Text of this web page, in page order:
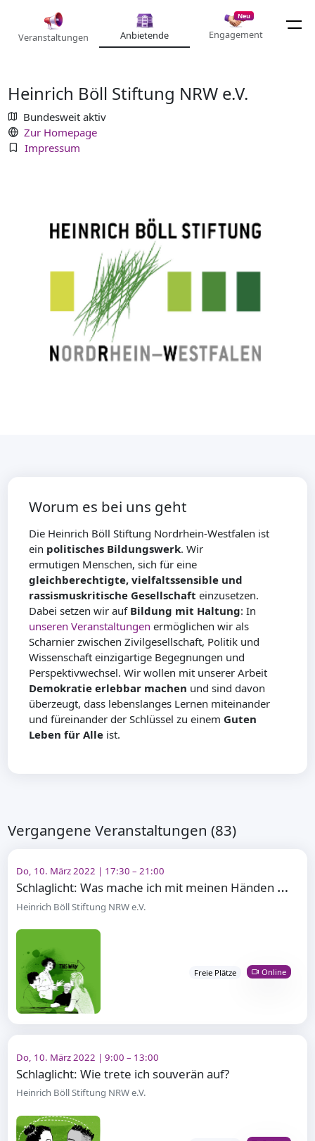
Veranstaltungen Anbietende
Neu
Engagement
Heinrich Böll Stiftung NRW e.V.
Bundesweit aktiv
Zur Homepage
Impressum
Worum es bei uns geht
Die Heinrich Böll Stiftung Nordrhein-Westfalen ist
ein politisches Bildungswerk. Wir
ermutigen Menschen, sich für eine
gleichberechtigte, vielfaltssensible und
rassismuskritische Gesellschaft einzusetzen.
Dabei setzen wir auf Bildung mit Haltung: In
unseren Veranstaltungen ermöglichen wir als
Scharnier zwischen Zivilgesellschaft, Politik und
Wissenschaft einzigartige Begegnungen und
Perspektivwechsel. Wir wollen mit unserer Arbeit
Demokratie erlebbar machen und sind davon
überzeugt, dass lebenslanges Lernen miteinander
und füreinander der Schlüssel zu einem Guten
Leben für Alle ist.
Vergangene Veranstaltungen (83)
Do, 10. März 2022 | 17:30 – 21:00
S
chlaglicht: Was mache ich mit meinen Händen beim Sprechen?
Heinrich Böll Stiftung NRW e.V.
Freie Plätze Online
Do, 10. März 2022 | 9:00 – 13:00
Schlaglicht: Wie trete ich souverän auf?
Heinrich Böll Stiftung NRW e.V.